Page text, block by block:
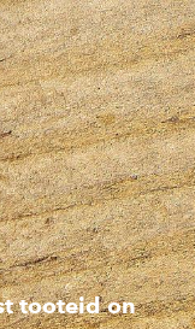
tooteid on